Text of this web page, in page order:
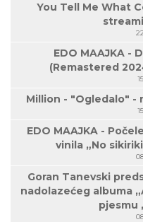
You Tell Me What
EDO MAAJKA -
(Remastered
Million - "Ogledalo" -
EDO MAAJKA -
vinila „No
Goran Tanevski
nadolazećeg albuma
pjesmu